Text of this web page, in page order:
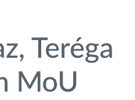
Teréga
MoU